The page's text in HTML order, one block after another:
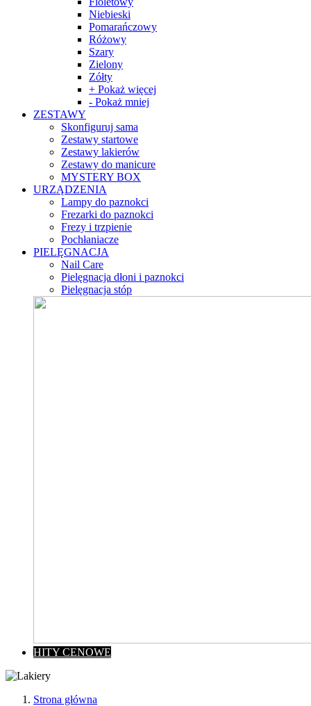
Niebieski
Pomarańczowy
Różowy
Szary
Zielony
Zółty
+ Pokaż więcej
- Pokaż mniej
ZESTAWY
Skonfiguruj sama
Zestawy startowe
Zestawy lakierów
Zestawy do manicure
MYSTERY BOX
URZĄDZENIA
Lampy do paznokci
Frezarki do paznokci
Frezy i trzpienie
Pochłaniacze
PIELĘGNACJA
Nail Care
Pielęgnacja dłoni i paznokci
Pielęgnacja stóp
HITY CENOWE
Strona główna